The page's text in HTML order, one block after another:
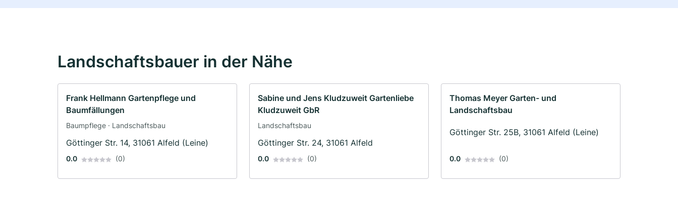
Landschaftsbauer in der Nähe
Frank Hellmann Gartenpflege und
Baumfällungen
Baumpflege · Landschaftsbau
Göttinger Str. 14, 31061 Alfeld (Leine)
0.0 (0)
Sabine und Jens Kludzuweit Gartenliebe
Kludzuweit GbR
Landschaftsbau
Göttinger Str. 24, 31061 Alfeld
0.0 (0)
Thomas Meyer Garten- und
Landschaftsbau
Göttinger Str. 25B, 31061 Alfeld (Leine)
0.0 (0)